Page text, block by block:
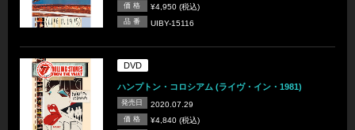
価 格 ¥4,950 (税込)
品 番 UIBY-15116
DVD
ハンプトン・コロシアム (ライヴ・イン・1981)
発売日 2020.07.29
価 格 ¥4,840 (税込)